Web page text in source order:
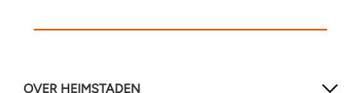
OVER HEIMSTADEN